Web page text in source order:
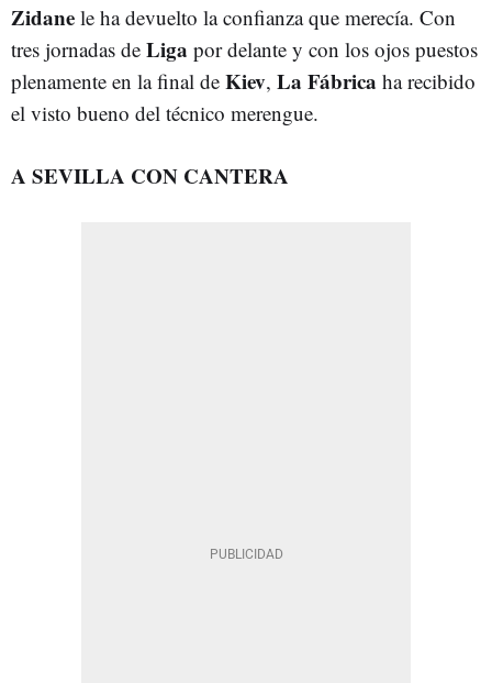
Zidane le ha devuelto la confianza que merecía. Con
tres jornadas de Liga por delante y con los ojos puestos
plenamente en la final de Kiev, La Fábrica ha recibido
el visto bueno del técnico merengue.
A SEVILLA CON CANTERA